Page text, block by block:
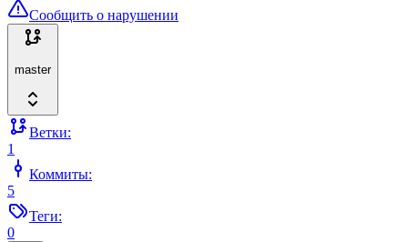
Сообщить о нарушении
master
Ветки:
1
Коммиты:
5
Теги:
0